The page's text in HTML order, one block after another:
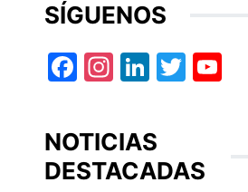
SÍGUENOS
Facebook
Instagram
LinkedIn
Twitter
NOTICIAS
DESTACADAS